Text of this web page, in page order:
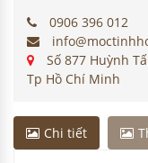
0906 396 012
Số 877 Huỳnh
Tp Hồ Chí Minh
Chi tiết